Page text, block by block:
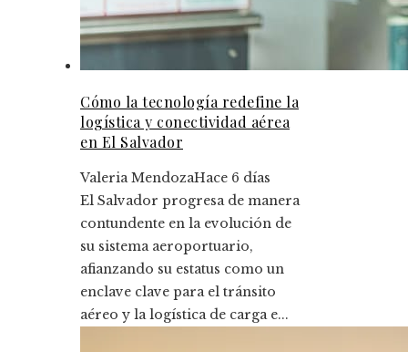
Cómo la tecnología redefine la
logística y conectividad aérea
en El Salvador
Valeria MendozaHace 6 días
El Salvador progresa de manera
contundente en la evolución de
su sistema aeroportuario,
afianzando su estatus como un
enclave clave para el tránsito
aéreo y la logística de carga e...